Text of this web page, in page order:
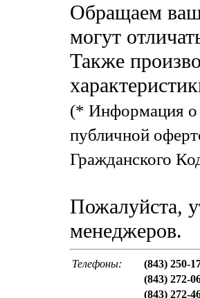
Обращаем
могут
Также
(* Информация о
публичной
Гражданского
Пожалуйста,
менеджеров.
Телефоны:
(843) 250-
(843) 272-
(843) 272-